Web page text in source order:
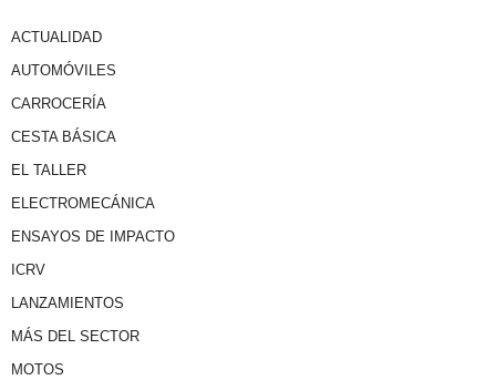
ACTUALIDAD
AUTOMÓVILES
CARROCERÍA
CESTA BÁSICA
EL TALLER
ELECTROMECÁNICA
ENSAYOS DE IMPACTO
ICRV
LANZAMIENTOS
MÁS DEL SECTOR
MOTOS